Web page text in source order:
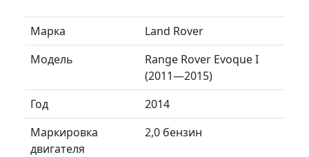
Марка
Land Rover
Модель
Range Rover Evoque I
(2011—2015)
Год
2014
Маркировка
двигателя
2,0 бензин